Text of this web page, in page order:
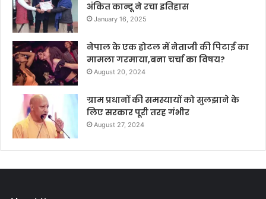
अंकित कान्दू ने रचा इतिहास
January 16, 2025
नेपाल के एक होटल में नेताजी की पिटाई का
मामला गरमाया,बना चर्चा का विषय?
August 20, 2024
ग्राम प्रधानों की समस्यायों को सुलझाने के
लिए सरकार पूरी तरह गंभीर
August 27, 2024